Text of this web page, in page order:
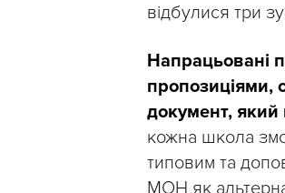
відбулися три
Напрацьовані
пропозиціями,
документ,
кожна школа
типовим та
МОН як